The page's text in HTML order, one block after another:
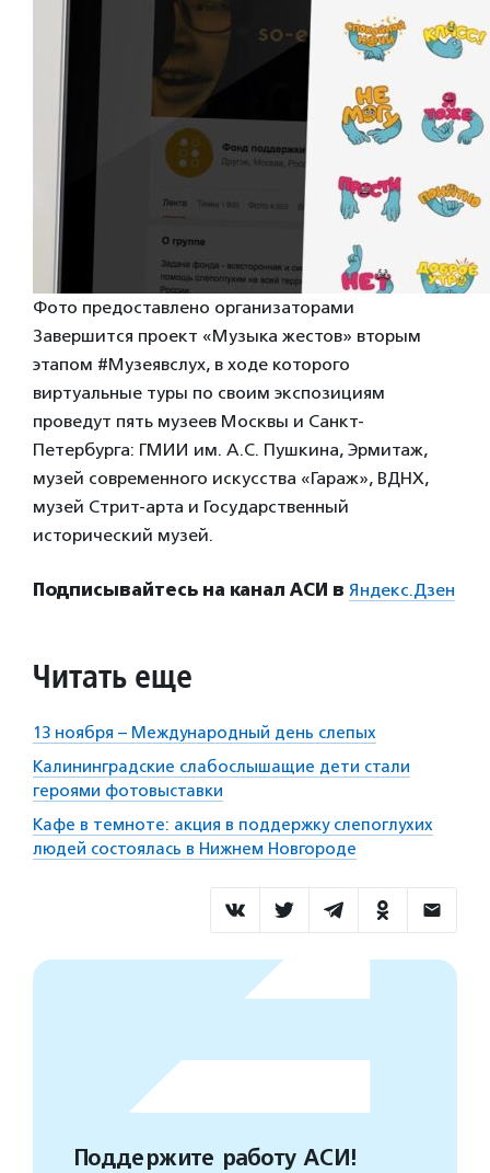
Фото предоставлено организаторами
Завершится проект «Музыка жестов» вторым
этапом #Музеявслух, в ходе которого
виртуальные туры по своим экспозициям
проведут пять музеев Москвы и Санкт-
Петербурга: ГМИИ им. А.С. Пушкина, Эрмитаж,
музей современного искусства «Гараж», ВДНХ,
музей Стрит-арта и Государственный
исторический музей.
Подписывайтесь на канал АСИ в Яндекс.Дзен
Читать еще
13 ноября – Международный день слепых
Калининградские слабослышащие дети стали
героями фотовыставки
Кафе в темноте: акция в поддержку слепоглухих
людей состоялась в Нижнем Новгороде
Поддержите работу АСИ!